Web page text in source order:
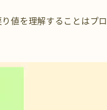
値を理解することはプ